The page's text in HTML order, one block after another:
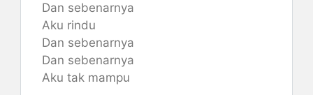
Dan sebenarnya
Aku rindu
Dan sebenarnya
Dan sebenarnya
Aku tak mampu